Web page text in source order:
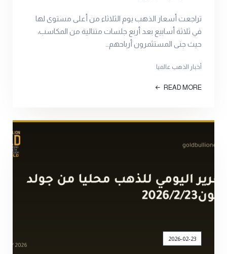
تراجعت أسعار الذهب يوم الثلاثاء من أعلى مستوى لها
في ثلاثة أسابيع بعد أربع جلسات متتالية من المكاسب،
حيث جنى المستثمرون أرباحهم…
أخبار الذهب عالميا
READ MORE
2026-02-23